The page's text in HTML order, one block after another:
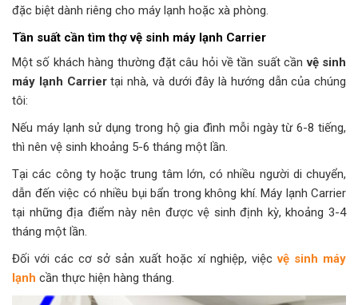
đặc biệt dành riêng cho máy lạnh hoặc xà phòng.
Tần suất cần tìm thợvệ sinh máy lạnh Carrier
Một số khách hàng thường đặt câu hỏi về tần suất cầnvệ sinh
máy lạnh Carriertại nhà, và dưới đây là hướng dẫn của chúng
tôi:
Nếu máy lạnh sử dụng trong hộ gia đình mỗi ngày từ 6-8 tiếng,
thì nên vệ sinh khoảng 5-6 tháng một lần.
Tại các công ty hoặc trung tâm lớn, có nhiều người di chuyển,
dẫn đến việc có nhiều bụi bẩn trong không khí. Máy lạnh Carrier
tại những địa điểm này nên được vệ sinh định kỳ, khoảng 3-4
tháng một lần.
Đối với các cơ sở sản xuất hoặc xí nghiệp, việcvệ sinh máy
lạnh cần thực hiện hàng tháng.